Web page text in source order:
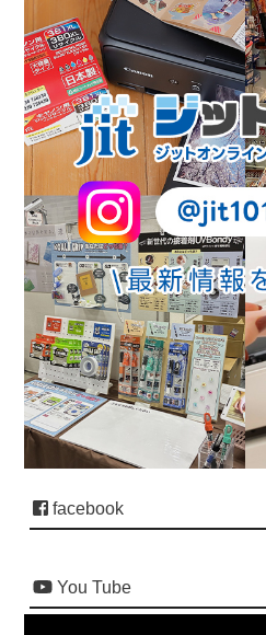
facebook
You Tube